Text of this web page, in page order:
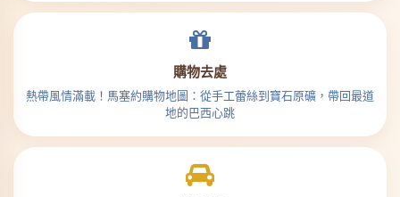
購物去處
熱帶風情滿載！馬塞約購物地圖：從手工蕾絲到寶石原礦，帶回最道
地的巴西心跳